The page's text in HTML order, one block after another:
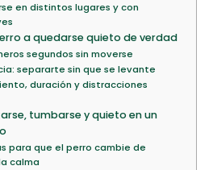
en distintos lugares y con
a quedarse quieto de verdad
segundos sin moverse
separarte sin que se levante
duración y distracciones
tumbarse y quieto en un
para que el perro cambie de
calma